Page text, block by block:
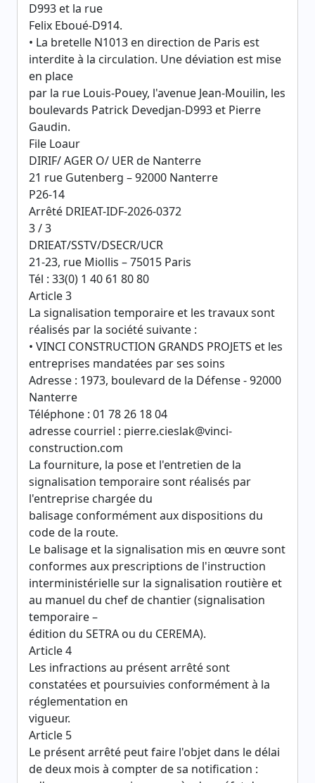
D993 et la rue
Felix Eboué-D914.
• La bretelle N1013 en direction de Paris est
interdite à la circulation. Une déviation est mise
en place
par la rue Louis-Pouey, l'avenue Jean-Mouilin, les
boulevards Patrick Devedjan-D993 et Pierre
Gaudin.
File Loaur
DIRIF/ AGER O/ UER de Nanterre
21 rue Gutenberg – 92000 Nanterre
P26-14
Arrêté DRIEAT-IDF-2026-0372
3 / 3
DRIEAT/SSTV/DSECR/UCR
21-23, rue Miollis – 75015 Paris
Tél : 33(0) 1 40 61 80 80
Article 3
La signalisation temporaire et les travaux sont
réalisés par la société suivante :
• VINCI CONSTRUCTION GRANDS PROJETS et les
entreprises mandatées par ses soins
Adresse : 1973, boulevard de la Défense - 92000
Nanterre
Téléphone : 01 78 26 18 04
adresse courriel : pierre.cieslak@vinci-
construction.com
La fourniture, la pose et l'entretien de la
signalisation temporaire sont réalisés par
l'entreprise chargée du
balisage conformément aux dispositions du
code de la route.
Le balisage et la signalisation mis en œuvre sont
conformes aux prescriptions de l'instruction
interministérielle sur la signalisation routière et
au manuel du chef de chantier (signalisation
temporaire –
édition du SETRA ou du CEREMA).
Article 4
Les infractions au présent arrêté sont
constatées et poursuivies conformément à la
réglementation en
vigueur.
Article 5
Le présent arrêté peut faire l'objet dans le délai
de deux mois à compter de sa notification :